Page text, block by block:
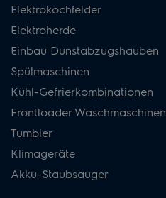
Elektrokochfelder
Elektroherde
Einbau Dunstabzugshauben
Spülmaschinen
Kühl-Gefrierkombinationen
Frontloader Waschmaschinen
Tumbler
Klimageräte
Akku-Staubsauger